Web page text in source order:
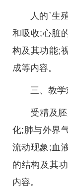
人的`生
和吸收;心脏
构及其功能;
成等内容。
三、教学
受精及
化;肺与外界
流动现象;血
的结构及其
内容。